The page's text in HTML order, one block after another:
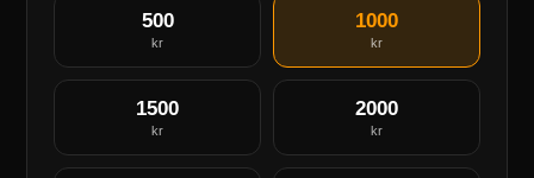
500
kr
1000
kr
1500
kr
2000
kr